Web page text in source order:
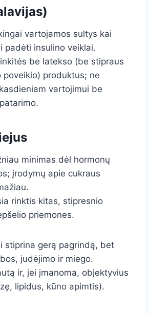
vartojamos sultys kai
padėti insulino veiklai.
be latekso (be stipraus
poveikio) produktus; ne
vartojimui be
minimas dėl hormonų
įrodymų apie cukraus
rinktis kitas, stipresnio
priemones.
stiprina gerą pagrindą, bet
judėjimo ir miego.
ir, jei įmanoma, objektyvius
lipidus, kūno apimtis).